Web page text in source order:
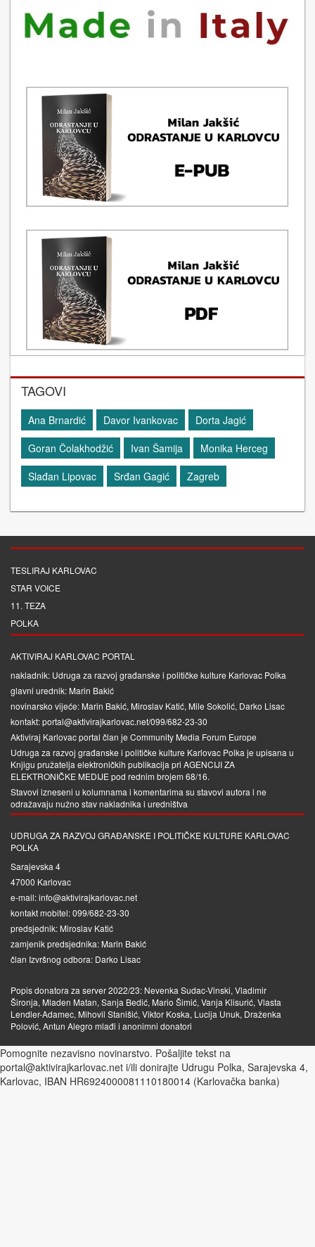
TAGOVI
Ana Brnardić Davor Ivankovac
Dorta Jagić
Goran Čolakhodžić
Ivan Šamija
Monika Herceg
Slađan Lipovac
Srđan Gagić Zagreb
TESLIRAJ KARLOVAC
STAR VOICE
11. TEZA
POLKA
AKTIVIRAJ KARLOVAC PORTAL
nakladnik: Udruga za razvoj građanske i političke kulture Karlovac Polka
glavni urednik: Marin Bakić
novinarsko vijeće: Marin Bakić, Miroslav Katić, Mile Sokolić, Darko Lisac
kontakt: portal@aktivirajkarlovac.net/099/682-23-30
Aktiviraj Karlovac portal član je Community Media Forum Europe
Udruga za razvoj građanske i političke kulture Karlovac Polka je upisana u
Knjigu pružatelja elektroničkih publikacija pri AGENCIJI ZA
ELEKTRONIČKE MEDIJEpod rednim brojem 68/16.
Stavovi izneseni u kolumnama i komentarima su stavovi autora i ne
odražavaju nužno stav nakladnika i uredništva
UDRUGA ZA RAZVOJ GRAĐANSKE I POLITIČKE KULTURE KARLOVAC
POLKA
Sarajevska 4
47000 Karlovac
e-mail: info@aktivirajkarlovac.net
kontakt mobitel: 099/682-23-30
predsjednik: Miroslav Katić
zamjenik predsjednika: Marin Bakić
član Izvršnog odbora: Darko Lisac
Popis donatora za server 2022/23: Nevenka Sudac-Vinski, Vladimir
Šironja, Mladen Matan, Sanja Bedić, Mario Šimić, Vanja Klisurić, Vlasta
Lendler-Adamec, Mihovil Stanišić, Viktor Koska, Lucija Unuk, Draženka
Polović, Antun Alegro mlađi i anonimni donatori
Pomognite nezavisno novinarstvo. Pošaljite tekst na
portal@aktivirajkarlovac.net i/ili donirajte Udrugu Polka, Sarajevska 4,
Karlovac, IBAN HR6924000081110180014 (Karlovačka banka)